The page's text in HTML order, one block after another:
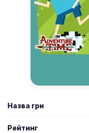
Назва гри
Рейтинг